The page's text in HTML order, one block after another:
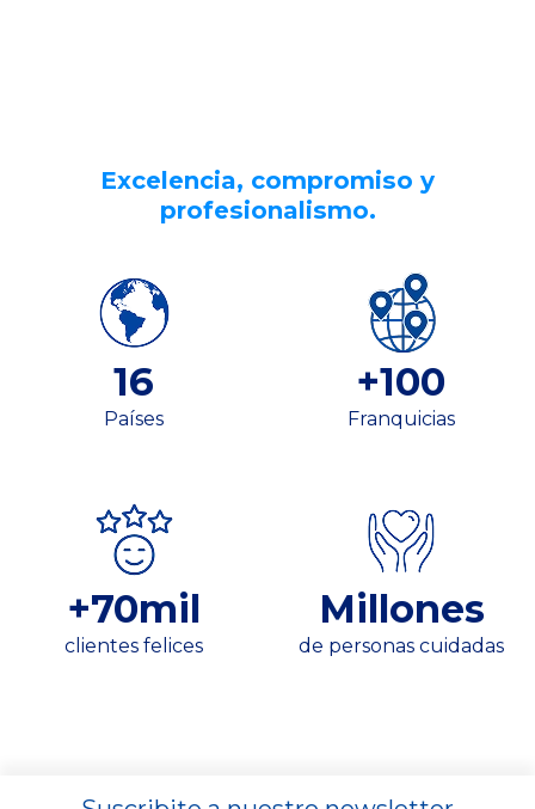
Excelencia, compromiso y
profesionalismo.
16
Países
+100
Franquicias
+70mil
clientes felices
Millones
de personas cuidadas